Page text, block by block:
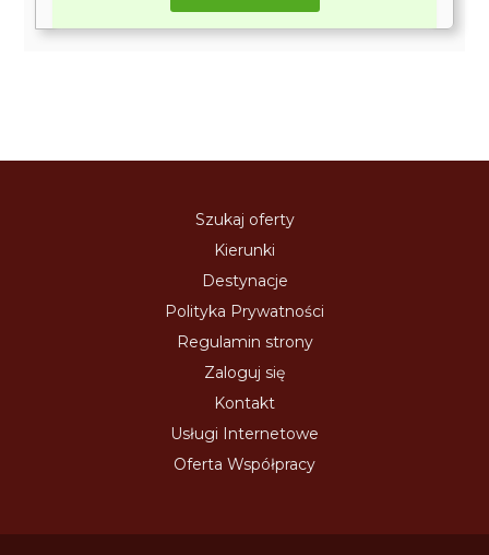
Szukaj oferty
Kierunki
Destynacje
Polityka Prywatności
Regulamin strony
Zaloguj się
Kontakt
Usługi Internetowe
Oferta Współpracy